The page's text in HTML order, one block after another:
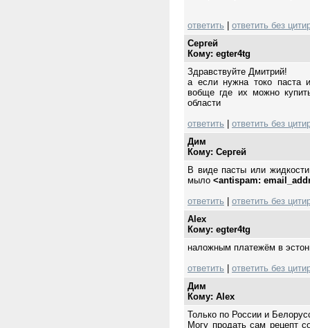
ответить
ответить без
Сергей
Кому: egter4tg
Здравствуйте Дмитрий!
а если нужна токо паста
вобще где их можно
области
ответить
ответить без
Дим
Кому: Сергей
В виде пасты или
мыло <antispam:
ответить
ответить без
Alex
Кому: egter4tg
наложным платежём в
ответить
ответить без
Дим
Кому: Alex
Только по России и
Могу продать сам рецепт